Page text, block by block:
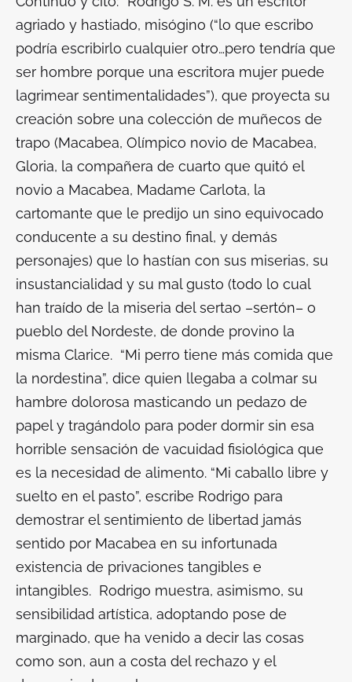
agriado y hastiado, misógino (“lo que escribo
podría escribirlo cualquier otro…pero tendría que
ser hombre porque una escritora mujer puede
lagrimear sentimentalidades”), que proyecta su
creación sobre una colección de muñecos de
trapo (Macabea, Olímpico novio de Macabea,
Gloria, la compañera de cuarto que quitó el
novio a Macabea, Madame Carlota, la
cartomante que le predijo un sino equivocado
conducente a su destino final, y demás
personajes) que lo hastían con sus miserias, su
insustancialidad y su mal gusto (todo lo cual
han traído de la miseria delsertao –sertón– o
pueblo del Nordeste, de donde provino la
misma Clarice. “Mi perro tiene más comida que
la nordestina”, dice quien llegaba a colmar su
hambre dolorosa masticando un pedazo de
papel y tragándolo para poder dormir sin esa
horrible sensación de vacuidad fisiológica que
es la necesidad de alimento. “Mi caballo libre y
suelto en el pasto”, escribe Rodrigo para
demostrar el sentimiento de libertad jamás
sentido por Macabea en su infortunada
existencia de privaciones tangibles e
intangibles. Rodrigo muestra, asimismo, su
sensibilidad artística, adoptando pose de
marginado, que ha venido a decir las cosas
como son, aun a costa del rechazo y el